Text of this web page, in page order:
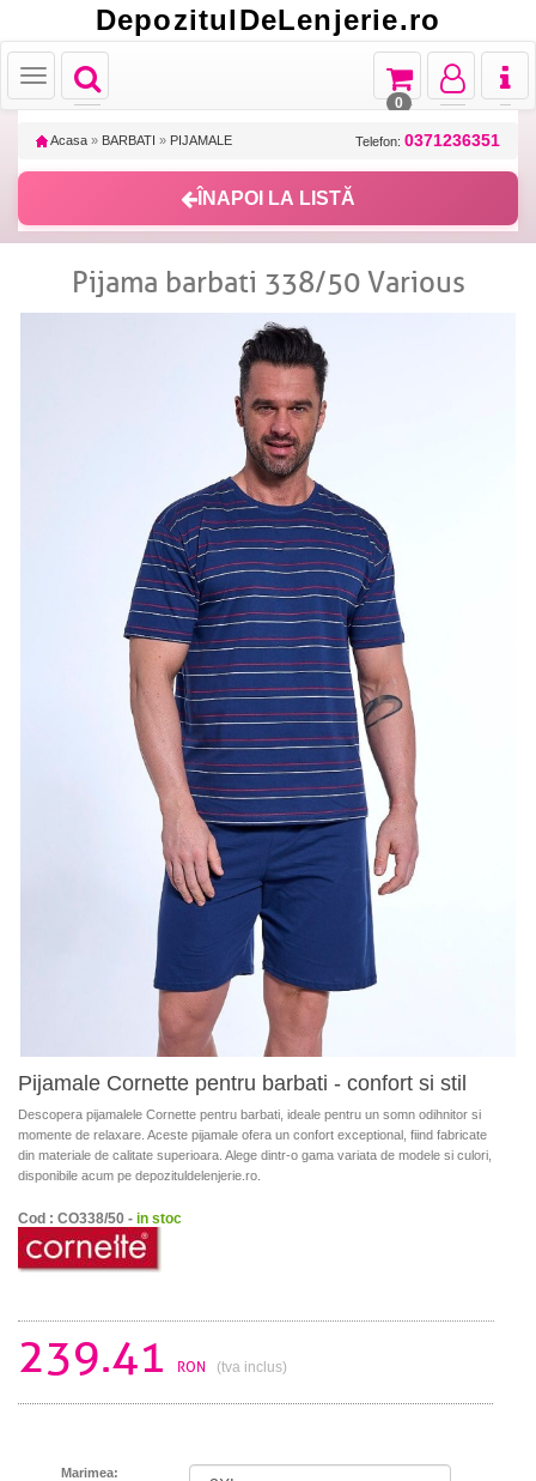
DepozitulDeLenjerie.ro
Toggle
navigation
Toggle
Toggle
navigation
Toggle
navigation
Toggle
navigation
0
Acasa » BARBATI » PIJAMALE Telefon: 0371236351
ÎNAPOI LA LISTĂ
Pijama barbati 338/50 Various
Pijamale Cornette pentru barbati - confort si stil
Descopera pijamalele Cornette pentru barbati, ideale pentru un somn odihnitor si
momente de relaxare. Aceste pijamale ofera un confort exceptional, fiind fabricate
din materiale de calitate superioara. Alege dintr-o gama variata de modele si culori,
disponibile acum pe depozituldelenjerie.ro.
Cod : CO338/50 - in stoc
239.41 RON (tva inclus)
Marimea: